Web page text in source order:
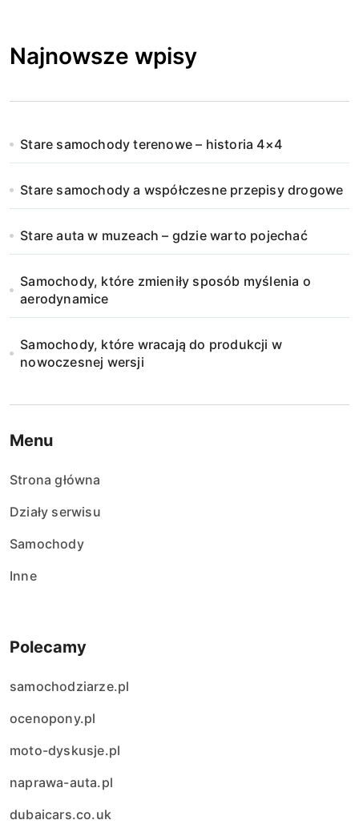
Najnowsze wpisy
Stare samochody terenowe – historia 4×4
Stare samochody a współczesne przepisy drogowe
Stare auta w muzeach – gdzie warto pojechać
Samochody, które zmieniły sposób myślenia o
aerodynamice
Samochody, które wracają do produkcji w
nowoczesnej wersji
Menu
Strona główna
Działy serwisu
Samochody
Inne
Polecamy
samochodziarze.pl
ocenopony.pl
moto-dyskusje.pl
naprawa-auta.pl
dubaicars.co.uk